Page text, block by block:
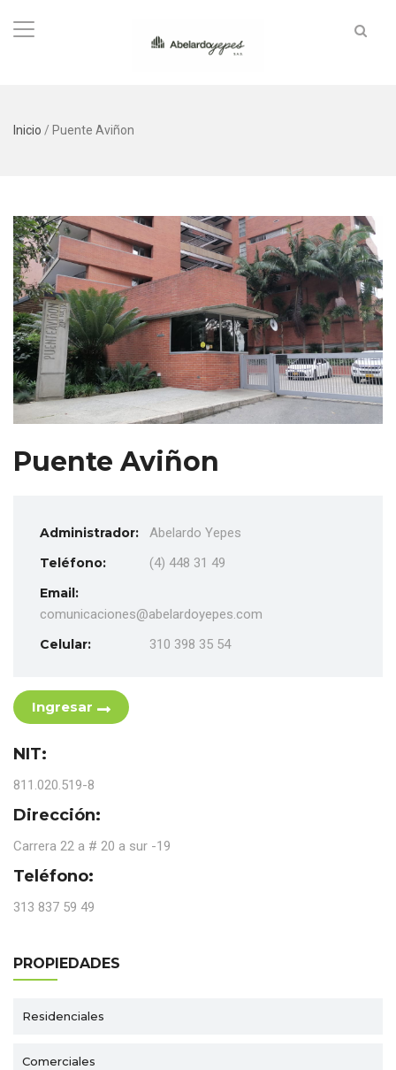
Inicio / Puente Aviñon
Puente Aviñon
Administrador:
Abelardo Yepes
Teléfono:
(4) 448 31 49
Email:
comunicaciones@abelardoyepes.com
Celular:
310 398 35 54
Ingresar
NIT:
811.020.519-8
Dirección:
Carrera 22 a # 20 a sur -19
Teléfono:
313 837 59 49
PROPIEDADES
Residenciales
Comerciales